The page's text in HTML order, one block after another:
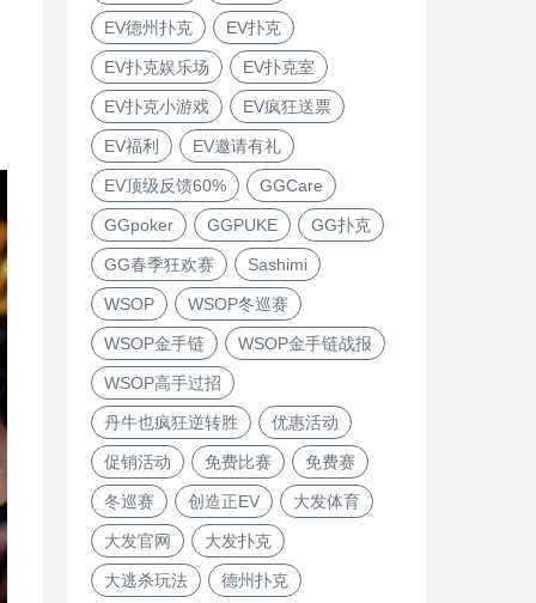
EV德州扑克 EV扑克
EV扑克娱乐场 EV扑克室
EV扑克小游戏 EV疯狂送票
EV福利 EV邀请有礼
EV顶级反馈60% GGCare
GGpoker GGPUKE GG扑克
GG春季狂欢赛 Sashimi
WSOP WSOP冬巡赛
WSOP金手链 WSOP金手链战报
WSOP高手过招
丹牛也疯狂逆转胜 优惠活动
促销活动 免费比赛 免费赛
冬巡赛 创造正EV 大发体育
大发官网 大发扑克
大逃杀玩法 德州扑克